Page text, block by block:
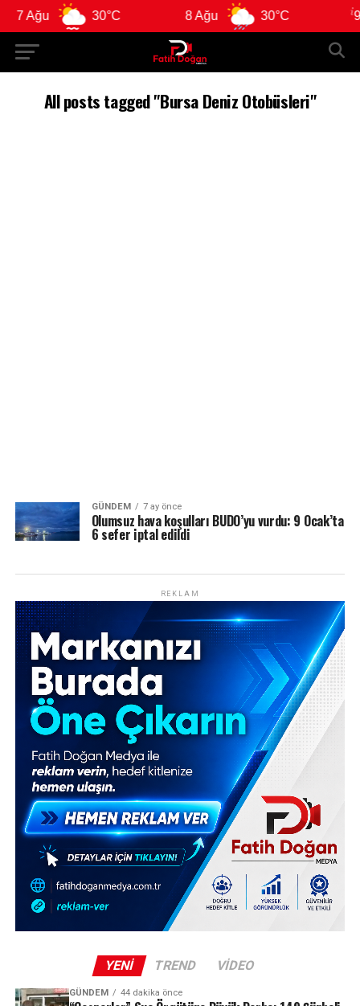
7 Ağu 30°C 8 Ağu 30°C 9
All posts tagged "Bursa Deniz Otobüsleri"
GÜNDEM 7 ay önce
Olumsuz hava koşulları BUDO’yu vurdu: 9 Ocak’ta
6 sefer iptal edildi
REKLAM
YENI TREND VIDEO
GÜNDEM 44 dakika önce